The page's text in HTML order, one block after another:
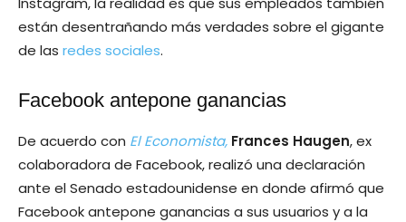
están desentrañando más verdades sobre el gigante
de las redes sociales.
Facebook antepone ganancias
De acuerdo con El Economista, Frances Haugen, ex
colaboradora de Facebook, realizó una declaración
ante el Senado estadounidense en donde afirmó que
Facebook antepone ganancias a sus usuarios y a la